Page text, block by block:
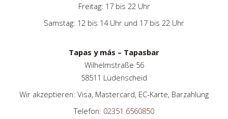
Freitag: 17 bis 22 Uhr
Samstag: 12 bis 14 Uhr und 17 bis 22 Uhr
Tapas y más – Tapasbar
Wilhelmstraße 56
58511 Lüdenscheid
Wir akzeptieren: Visa, Mastercard, EC-Karte, Barzahlung
Telefon: 02351 6560850